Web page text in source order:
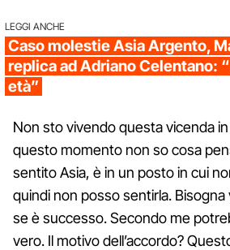
LEGGI ANCHE
Caso molestie Asia Argento,
replica ad Adriano Celentano:
età”
Non sto vivendo questa vicenda
questo momento non so cosa
sentito Asia, è in un posto in cui
quindi non posso sentirla.
se è successo. Secondo me
vero. Il motivo dell’accordo?